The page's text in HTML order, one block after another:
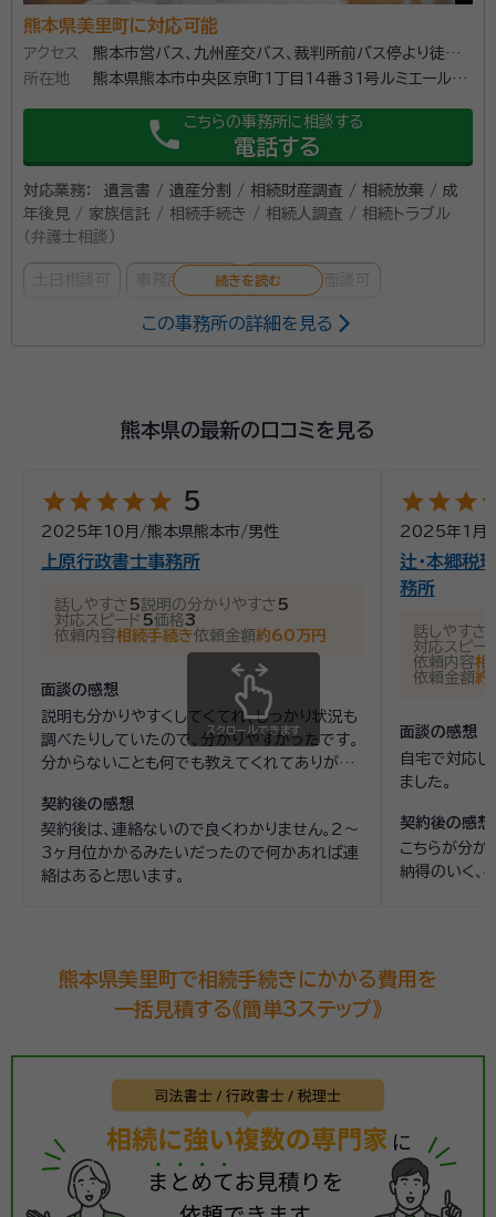
熊本県美里町に対応可能
アクセス
熊本市営バス、九州産交バス、裁判所前バス停より徒歩５
分
所在地
熊本県熊本市中央区京町1丁目14番31号ルミエール観
phone こちらの事務所に相談する
電話する
対応業務：
遺言書 / 遺産分割 / 相続財産調査 / 相続放棄 / 成
年後見 / 家族信託 / 相続手続き / 相続人調査 / 相続トラブル
（弁護士相談）
土日相談可 事務所面談可 オンライン面談可
女性スタッフ対応可
弁護士
相続は、法律の問題であると同時に、ご家族の気持ちが深く関わ
ない」「家族関係がこじれてしまいそうで不安」「できれば穏やか
に解決したい」ーーそのようなお悩みを抱えてご相談に来られる
方が多くいらっしゃいます。 当事務所では、相続にかんするご相
談をお受けする際、まずはお話しを丁寧にうかがうことを大切に
しています。法律的に正しい結論を示すだけでなく、ご相談者様
がどのような思いでおられるのか、ご家族との関係を今後どう
していきたいのかを踏まえた上で、最適な解決方法をご提案し
ます。 遺産分割協議、相続放棄、遺言書作成、生前対策など、相
続に関する問題は一つとして同じものはありません。状況やご希
望に応じて、無理のない進め方、将来のトラブルを防ぐための視
点も含め、わかりやすくご説明いたします。「相談してよかった」
「少し気持ちが軽くなった」と感じていただける対応を心がけて
います。 相続問題は、早めに相談することで選択肢が広がること
資格等：弁護士
この事務所の詳細を見る
熊本県の最新の口コミを見る
starstarstarstarstar 5
2025年10月 /熊本県熊本市/男性
上原行政書士事務所
話しやすさ 5説明の分かりやすさ 5
対応スピード 5価格3
依頼内容相続手続き依頼金額約60万円
面談の感想
説明も分かりやすくしてくてれ、しっかり状況も
調べたりしていたので、分かりやすかったです。
分からないことも何でも教えてくれてありがた
契約後の感想
契約後は、連絡ないので良くわかりません。2〜
3ヶ月位かかるみたいだったので何かあれば連
絡はあると思います。
starstarstar
2025年1月
辻・本郷税
務所
話しやすさ
対応スピー
依頼内容相
依頼金額約
面談の感想
自宅で対応し
ました。
契約後の感想
こちらが分か
納得のいく、
スクロールできます
熊本県美里町で相続手続きにかかる費用を
一括見積する《簡単3ステップ》